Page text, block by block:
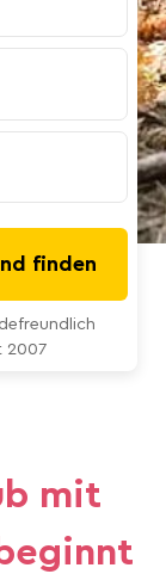
finden
2007
mit